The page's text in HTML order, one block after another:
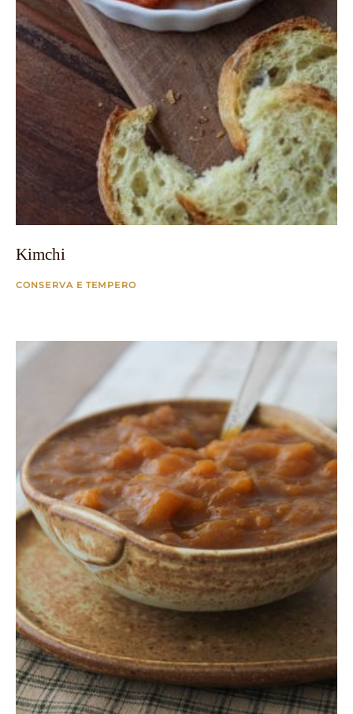
Kimchi
CONSERVA E TEMPERO